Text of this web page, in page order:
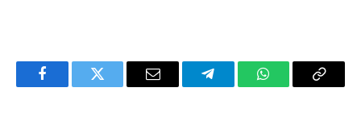
FacebookTwitter Email TelegramWhatsAppCopy